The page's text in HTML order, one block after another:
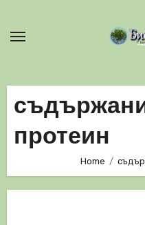
протеин
Home